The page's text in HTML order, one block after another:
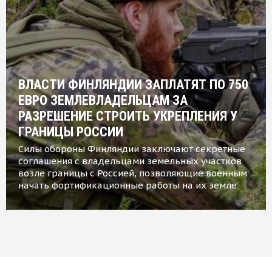
ВЛАСТИ ФИНЛЯНДИИ ЗАПЛАТЯТ ПО 750
ЕВРО ЗЕМЛЕВЛАДЕЛЬЦАМ ЗА
РАЗРЕШЕНИЕ СТРОИТЬ УКРЕПЛЕНИЯ У
ГРАНИЦЫ РОССИИ
Силы обороны Финляндии заключают секретные
соглашения с владельцами земельных участков
возле границы с Россией, позволяющие военным
начать фортификационные работы на их земле